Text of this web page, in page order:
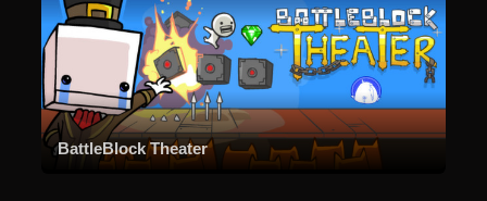
BattleBlock Theater